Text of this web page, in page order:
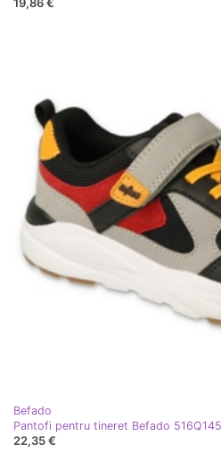
Befado
Pantofi pentru tineret Befado
22,35 €